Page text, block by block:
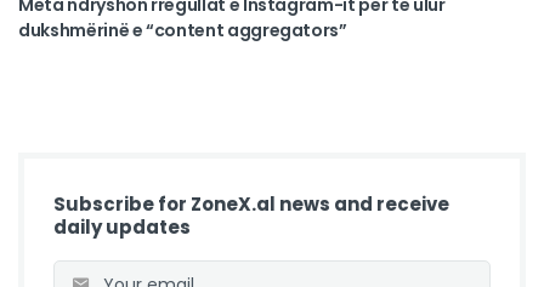
Meta ndryshon rregullat e Instagram-it për të ulur
dukshmërinë e “content aggregators”
Subscribe for ZoneX.al news and receive
daily updates